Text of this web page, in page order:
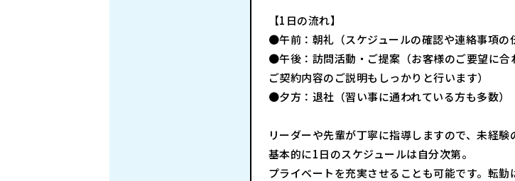
【1日の流れ】
●午前：朝礼（スケジュールの確認や連絡事項
●午後：訪問活動・ご提案（お客様のご要望に合
ご契約内容のご説明もしっかりと行います）
●夕方：退社（習い事に通われている方も多数）
リーダーや先輩が丁寧に指導しますので、未経験
基本的に1日のスケジュールは自分次第。
プライベートを充実させることも可能です。転勤